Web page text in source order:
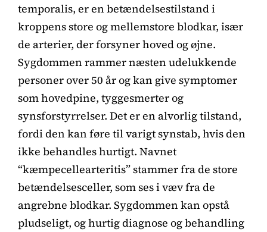
temporalis, er en betændelsestilstand i
kroppens store og mellemstore blodkar, især
de arterier, der forsyner hoved og øjne.
Sygdommen rammer næsten udelukkende
personer over 50 år og kan give symptomer
som hovedpine, tyggesmerter og
synsforstyrrelser. Det er en alvorlig tilstand,
fordi den kan føre til varigt synstab, hvis den
ikke behandles hurtigt. Navnet
“kæmpecellearteritis” stammer fra de store
betændelsesceller, som ses i væv fra de
angrebne blodkar. Sygdommen kan opstå
pludseligt, og hurtig diagnose og behandling